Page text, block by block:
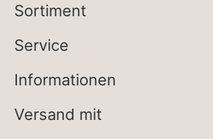
Sortiment
Service
Informationen
Versand mit